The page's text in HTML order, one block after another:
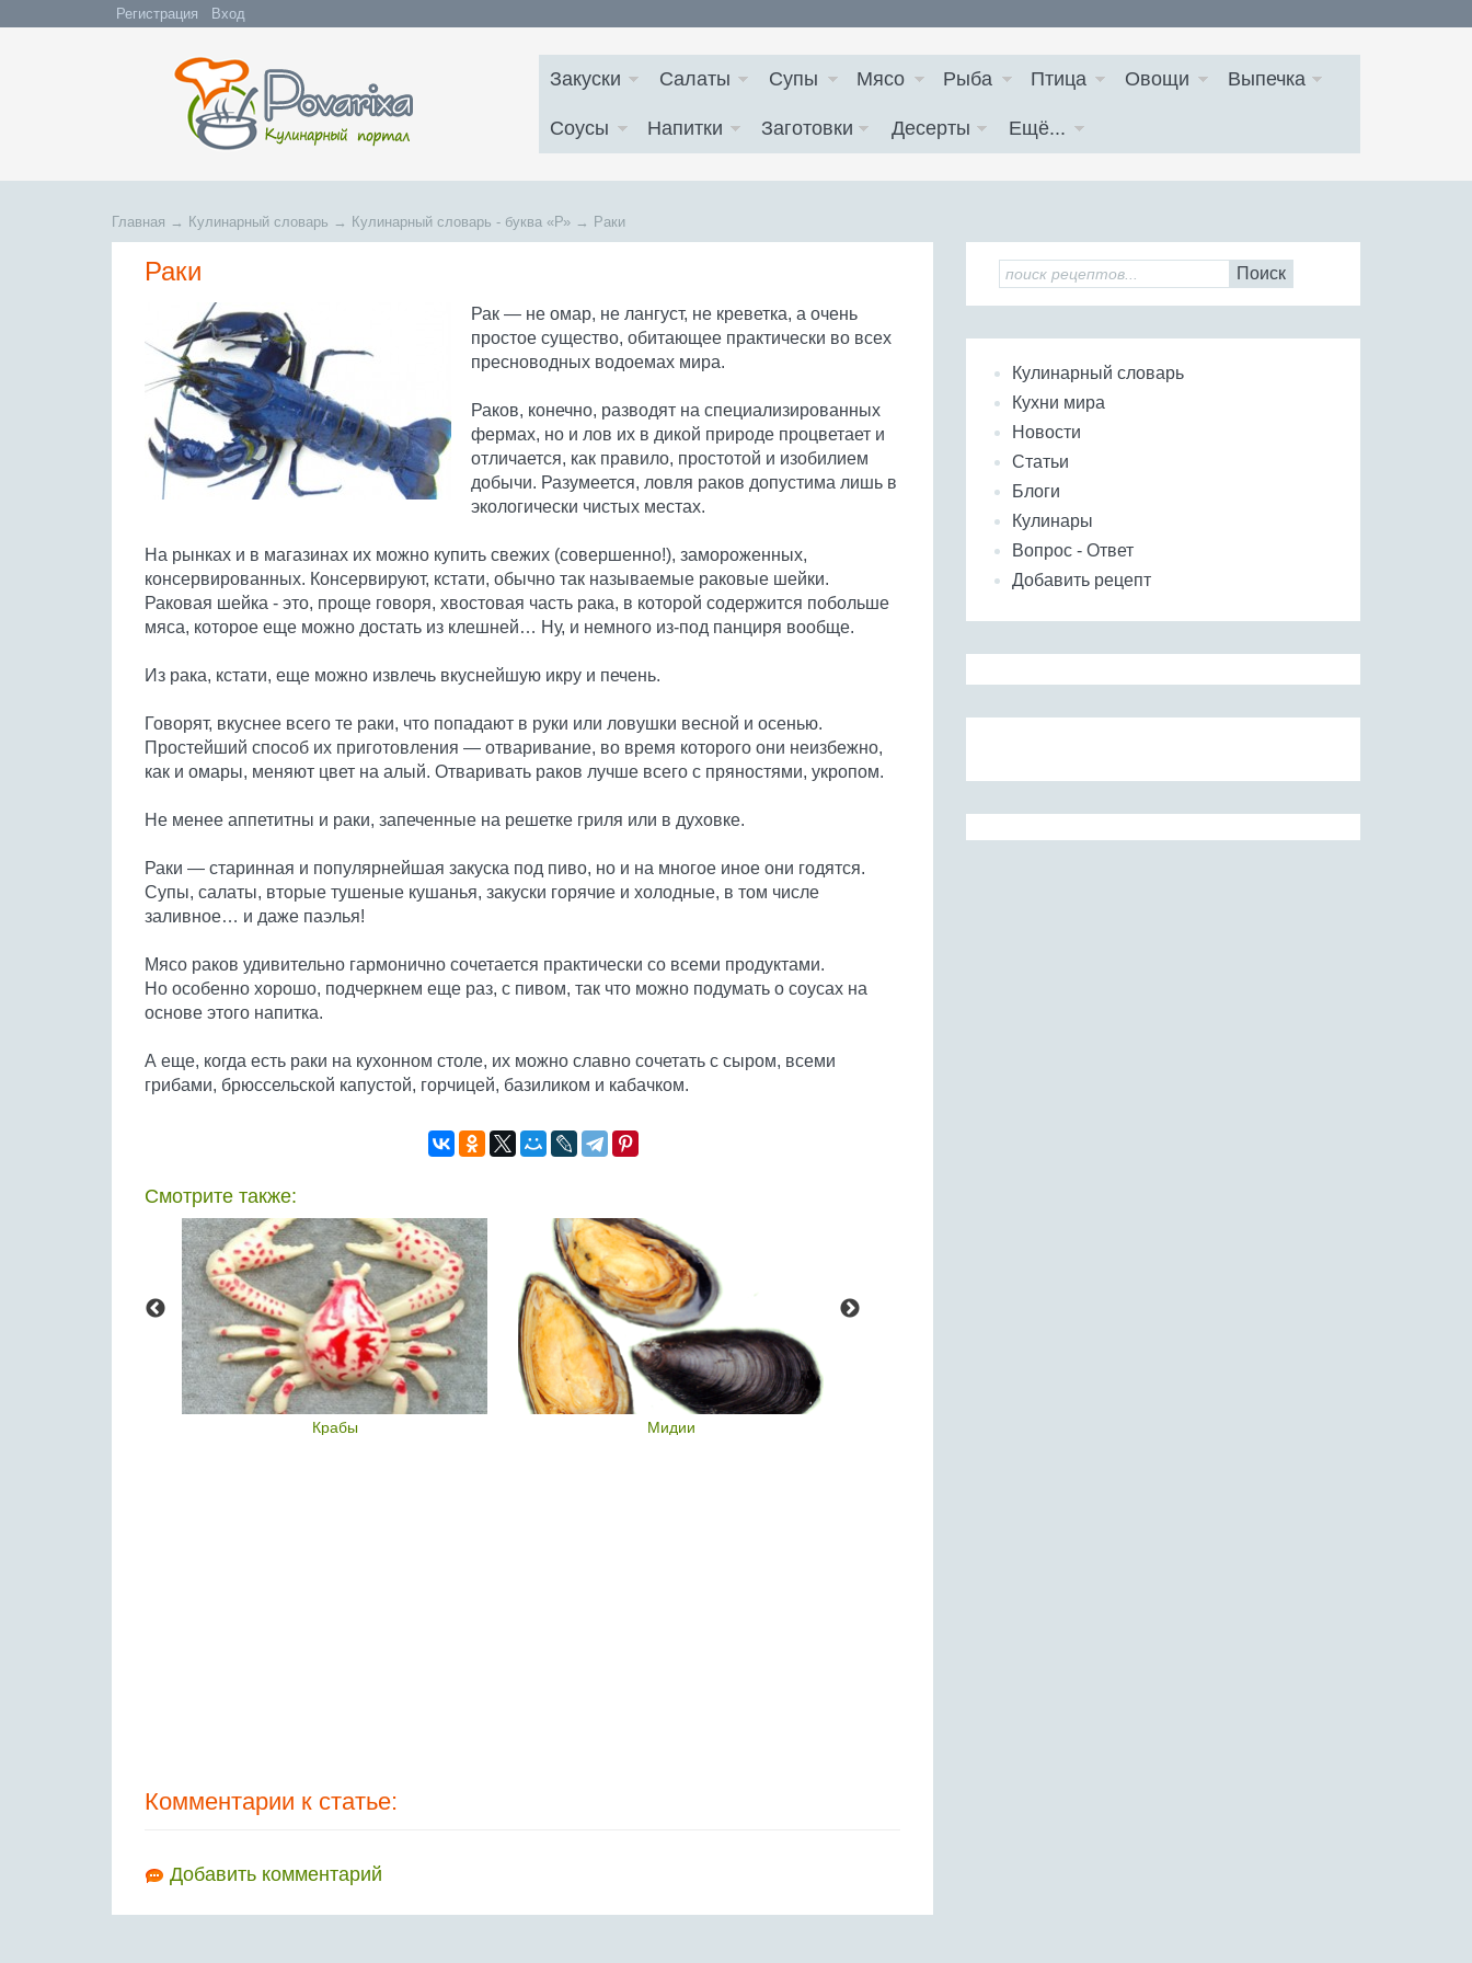
Регистрация Вход
Закуски Салаты Супы Мясо Рыба Птица Овощи Выпечка
Соусы Напитки Заготовки Десерты Ещё...
Главная → Кулинарный словарь → Кулинарный словарь - буква «Р» → Раки
Раки
Рак — не омар, не лангуст, не креветка, а очень
простое существо, обитающее практически во всех
пресноводных водоемах мира.
Раков, конечно, разводят на специализированных
фермах, но и лов их в дикой природе процветает и
отличается, как правило, простотой и изобилием
добычи. Разумеется, ловля раков допустима лишь в
экологически чистых местах.
На рынках и в магазинах их можно купить свежих (совершенно!), замороженных,
консервированных. Консервируют, кстати, обычно так называемые раковые шейки.
Раковая шейка - это, проще говоря, хвостовая часть рака, в которой содержится побольше
мяса, которое еще можно достать из клешней… Ну, и немного из-под панциря вообще.
Из рака, кстати, еще можно извлечь вкуснейшую икру и печень.
Говорят, вкуснее всего те раки, что попадают в руки или ловушки весной и осенью.
Простейший способ их приготовления — отваривание, во время которого они неизбежно,
как и омары, меняют цвет на алый. Отваривать раков лучше всего с пряностями, укропом.
Не менее аппетитны и раки, запеченные на решетке гриля или в духовке.
Раки — старинная и популярнейшая закуска под пиво, но и на многое иное они годятся.
Супы, салаты, вторые тушеные кушанья, закуски горячие и холодные, в том числе
заливное… и даже паэлья!
Мясо раков удивительно гармонично сочетается практически со всеми продуктами.
Но особенно хорошо, подчеркнем еще раз, с пивом, так что можно подумать о соусах на
основе этого напитка.
А еще, когда есть раки на кухонном столе, их можно славно сочетать с сыром, всеми
грибами, брюссельской капустой, горчицей, базиликом и кабачком.
Смотрите также:
Крабы Мидии
Комментарии к статье:
Добавить комментарий
Поиск
Кулинарный словарь
Кухни мира
Новости
Статьи
Блоги
Кулинары
Вопрос - Ответ
Добавить рецепт